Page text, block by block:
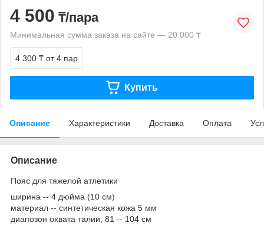
4 500 ₸/пара
Минимальная сумма заказа на сайте — 20 000 ₸
4 300 ₸ от 4 пар
Купить
Описание Характеристики Доставка Оплата
Описание
Пояс для тяжелой атлетики
ширина -- 4 дюйма (10 см)
материал -- синтетическая кожа 5 мм
диапозон охвата талии, 81 -- 104 см